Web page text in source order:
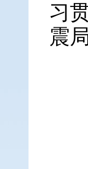
习
震